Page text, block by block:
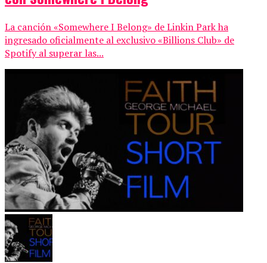
La canción «Somewhere I Belong» de Linkin Park ha
ingresado oficialmente al exclusivo «Billions Club» de
Spotify al superar las...